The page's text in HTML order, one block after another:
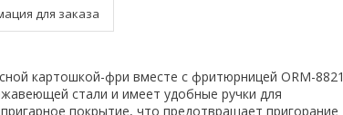
для заказа
картошкой-фри вместе с фритюрницей ORM-8821
стали и имеет удобные ручки для
покрытие, что предотвращает пригорание